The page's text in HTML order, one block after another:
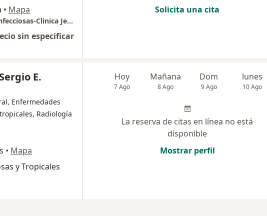
• Mapa
Consultorio de Enfermedades Infecciosas-Clinica Jesus del Norte
sin especificar
Solicita una cita
E.
Enfermedades
Radiología
• Mapa
y Tropicales
Hoy
7 Ago
Mañana
8 Ago
Dom
9 Ago
lunes
10 Ago
La reserva de citas en línea no está
disponible
Mostrar perfil